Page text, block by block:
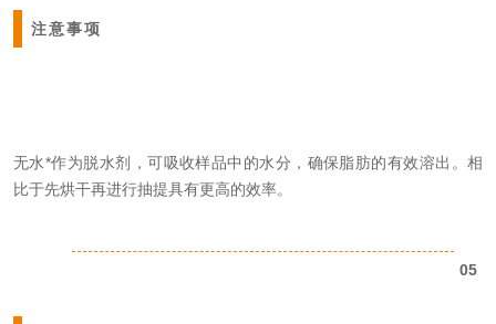
注意事项
无水*作为脱水剂
，可吸收样品中的水分，确保脂肪的有效溶出。相
比于先烘干再进行抽提具有更高的效率。
05